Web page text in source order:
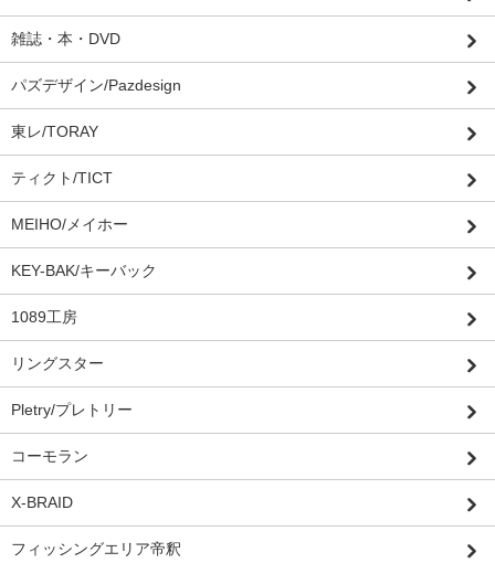
雑誌・本・DVD
パズデザイン/Pazdesign
東レ/TORAY
ティクト/TICT
MEIHO/メイホー
KEY-BAK/キーバック
1089工房
リングスター
Pletry/プレトリー
コーモラン
X-BRAID
フィッシングエリア帝釈